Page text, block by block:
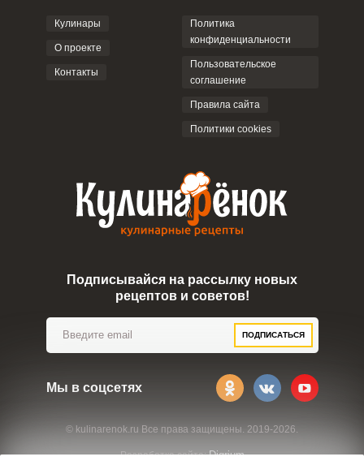
© kulinarenok.ru Все права защищены. 2019-2026.
Разработка сайта:Digrium
Кулинары
О проекте
Контакты
Политика
конфиденциальности
Пользовательское
соглашение
Правила сайта
Политики cookies
Подписывайся на рассылку новых
рецептов и советов!
ПОДПИСАТЬСЯ
Мы в соцсетях